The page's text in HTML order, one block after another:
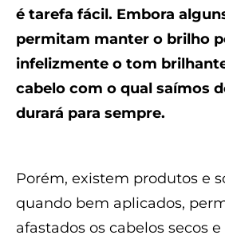
é tarefa fácil. Embora
permitam manter o brilho
infelizmente o tom
cabelo com o qual saímos
durará para sempre.
Porém, existem produtos e
quando bem aplicados,
afastados os cabelos secos